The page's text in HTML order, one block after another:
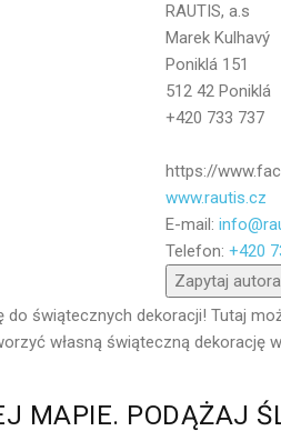
RAUTIS, a.s
Marek Kulhavý
Poniklá 151
512 42 Poniklá
+420 733 737
https://
www.rautis.cz
E-mail:
Telefon: +420
Zapytaj autora
Wyślij
do świątecznych dekoracji! Tutaj
własną świąteczną dekorację
MAPIE. PODĄŻAJ